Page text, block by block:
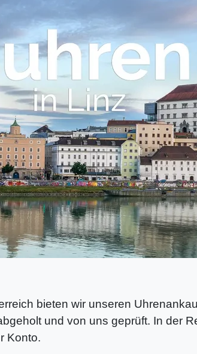
bieten wir unseren
und von uns geprüft. In der
Konto.